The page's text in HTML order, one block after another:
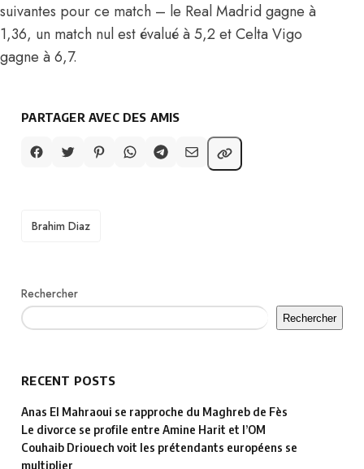
suivantes pour ce match – le Real Madrid gagne à
1,36, un match nul est évalué à 5,2 et Celta Vigo
gagne à 6,7.
PARTAGER AVEC DES AMIS
TAGS
Brahim Diaz
Rechercher
Rechercher
RECENT POSTS
Anas El Mahraoui se rapproche du Maghreb de Fès
Le divorce se profile entre Amine Harit et l’OM
Couhaib Driouech voit les prétendants européens se
multiplier